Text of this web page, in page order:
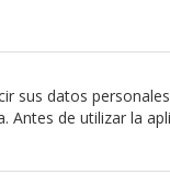
sus datos
Antes de utilizar la